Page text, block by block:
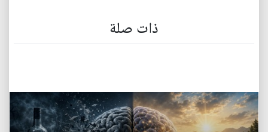
ذات صلة